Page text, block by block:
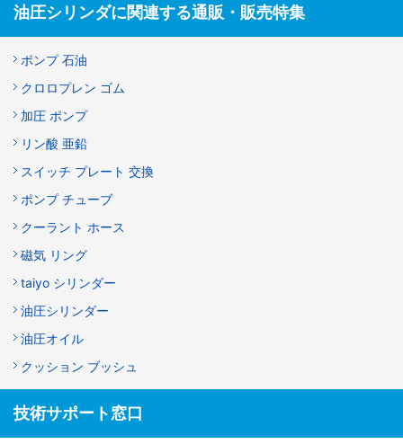
油圧シリンダに関連する通販・販売特集
ポンプ 石油
クロロプレン ゴム
加圧 ポンプ
リン酸 亜鉛
スイッチ プレート 交換
ポンプ チューブ
クーラント ホース
磁気 リング
taiyo シリンダー
油圧シリンダー
油圧オイル
クッション ブッシュ
技術サポート窓口